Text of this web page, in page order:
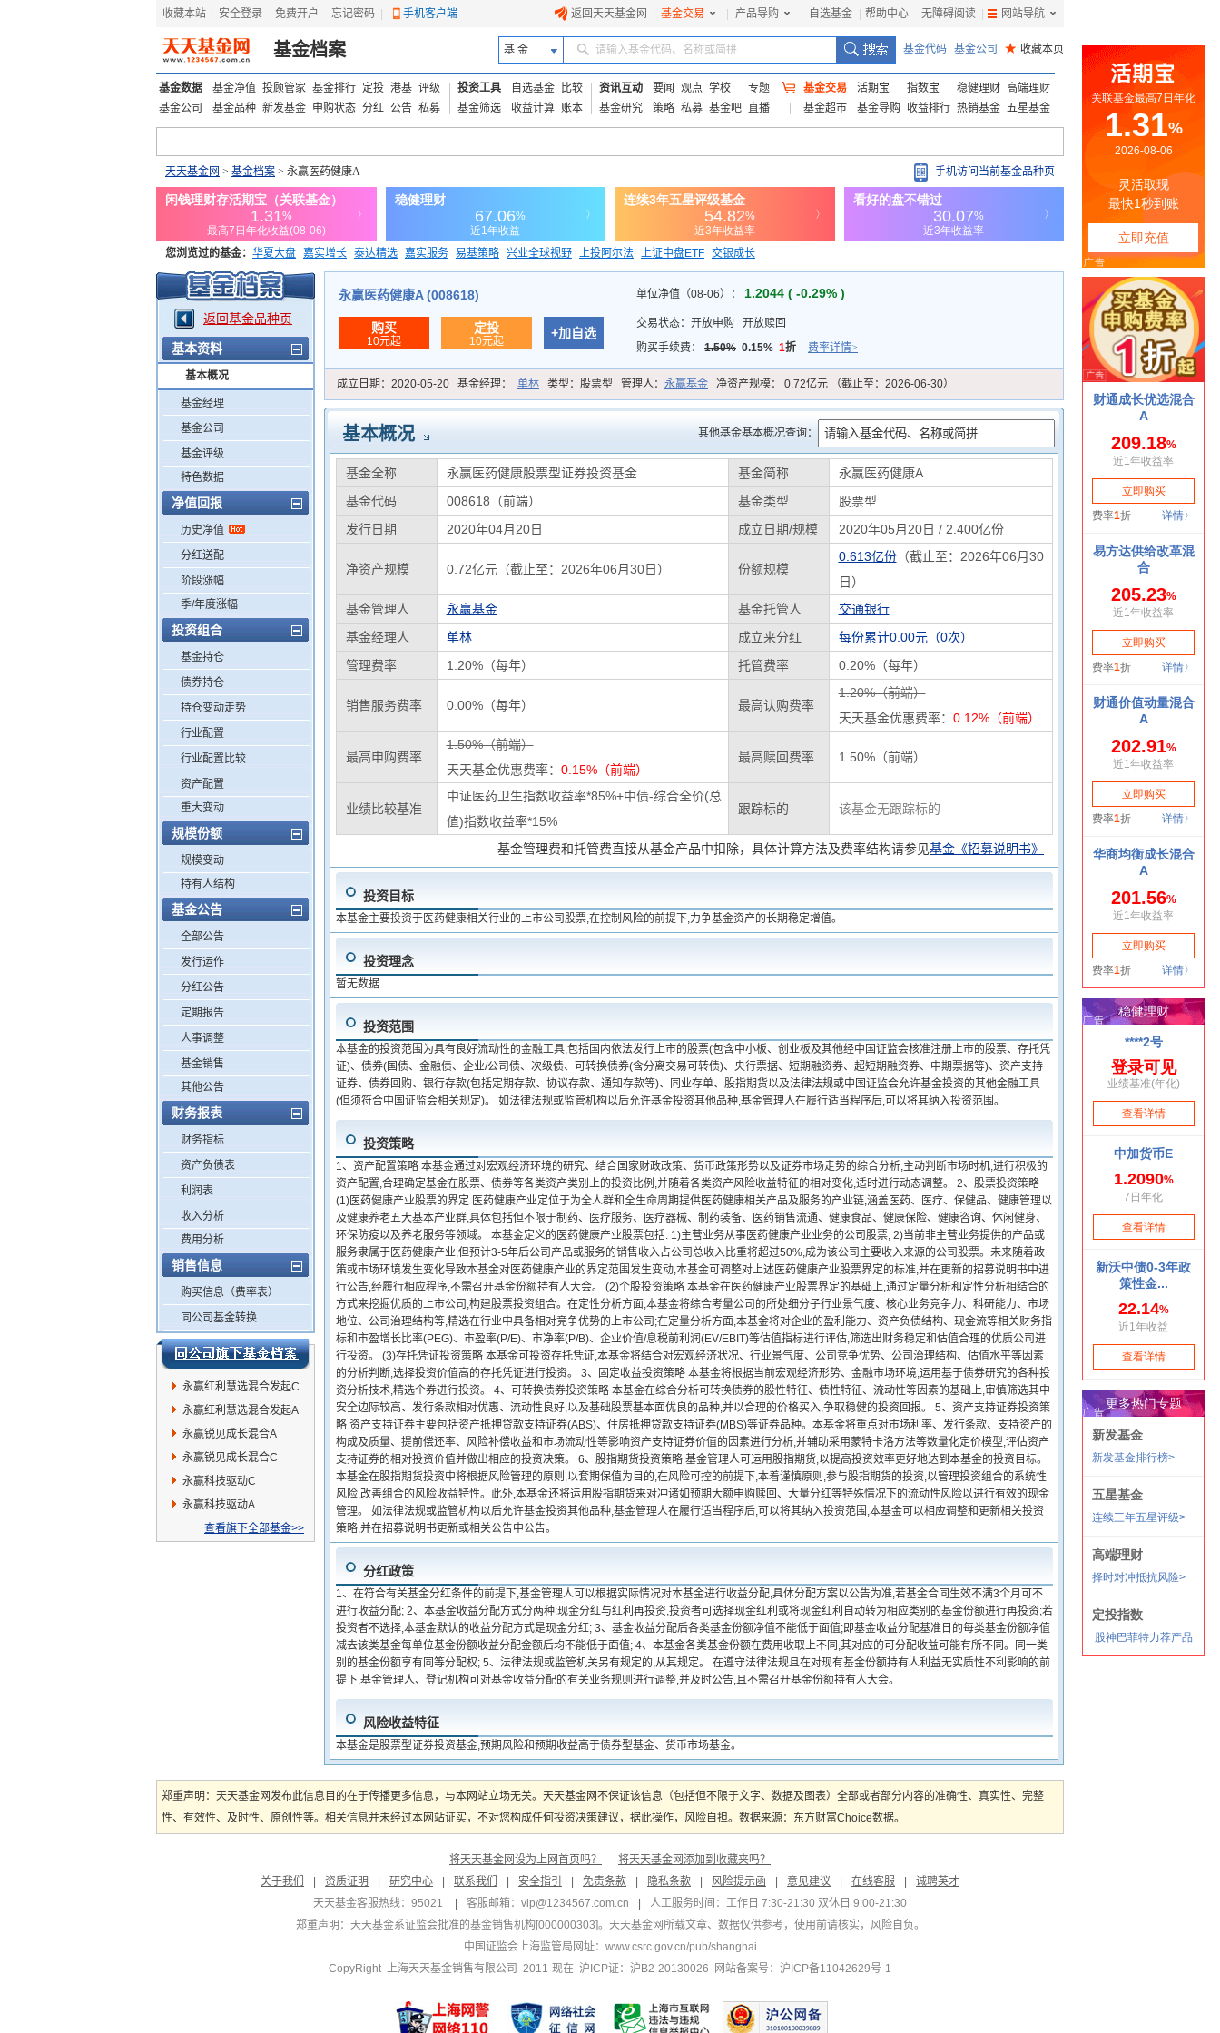
收藏本站 安全登录 免费开户 忘记密码 手机客户端 返回天天基金网 基金交易 产品导购 自选基金 帮助中心 无障碍阅读 网站导航
基金档案 基 金 请输入基金代码、名称或简拼 基金代码 基金公司 ★ 收藏本页
基金数据 基金净值 投顾管家 基金排行 定投 港基 评级
基金公司
基金品种 新发基金 申购状态 分红 公告 私募
投资工具 自选基金
比较
基金筛选
收益计算 账本
资讯互动 要闻 观点 学校
专题
基金研究
策略 私募 基金吧 直播
基金交易 活期宝 指数宝 稳健理财 高端理财
基金超市
基金导购 收益排行 热销基金 五星基金
天天基金网 > 基金档案 > 永赢医药健康A 手机访问当前基金品种页
您浏览过的基金： 华夏大盘 嘉实增长 泰达精选 嘉实服务 易基策略 兴业全球视野 上投阿尔法 上证中盘ETF 交银成长
添富优势 华安宏利 上证180价值ETF
返回基金品种页
基本资料
基本概况
基金经理
基金公司
基金评级
特色数据
净值回报
历史净值
分红送配
阶段涨幅
季/年度涨幅
投资组合
基金持仓
债券持仓
持仓变动走势
行业配置
行业配置比较
资产配置
重大变动
规模份额
规模变动
持有人结构
基金公告
全部公告
发行运作
分红公告
定期报告
人事调整
基金销售
其他公告
财务报表
财务指标
资产负债表
利润表
收入分析
费用分析
销售信息
购买信息（费率表）
同公司基金转换
永赢红利慧选混合发起C
永赢红利慧选混合发起A
永赢锐见成长混合A
永赢锐见成长混合C
永赢科技驱动C
永赢科技驱动A
查看旗下全部基金>>
永赢医药健康A (008618)
购买
10元起
定投
10元起
+加自选
单位净值（08-06）： 1.2044 ( -0.29% )
交易状态： 开放申购
开放赎回
购买手续费： 1.50% 0.15% 1折 费率详情>
成立日期： 2020-05-20 基金经理： 单林 类型： 股票型 管理人： 永赢基金 净资产规模： 0.72亿元 （截止至：2026-06-30）
基本概况 其他基金基本概况查询：
基金全称 永赢医药健康股票型证券投资基金 基金简称
永赢医药健康A
基金代码
008618（前端） 基金类型
股票型
发行日期
2020年04月20日 成立日期/规模 2020年05月20日 / 2.400亿份
净资产规模 0.72亿元（截止至：2026年06月30日） 份额规模
0.613亿份（截止至：2026年06月30
日）
基金管理人
永赢基金 基金托管人
交通银行
基金经理人
单林 成立来分红
每份累计0.00元（0次）
管理费率
1.20%（每年） 托管费率 0.20%（每年）
销售服务费率 0.00%（每年） 最高认购费率
1.20%（前端）
天天基金优惠费率： 0.12%（前端）
最高申购费率
1.50%（前端）
天天基金优惠费率： 0.15%（前端）
最高赎回费率 1.50%（前端）
业绩比较基准
中证医药卫生指数收益率*85%+中债-综合全价(总
值)指数收益率*15%
跟踪标的 该基金无跟踪标的
基金管理费和托管费直接从基金产品中扣除，具体计算方法及费率结构请参见基金《招募说明书》
投资目标
本基金主要投资于医药健康相关行业的上市公司股票,在控制风险的前提下,力争基金资产的长期稳定增值。
投资理念
暂无数据
投资范围
本基金的投资范围为具有良好流动性的金融工具,包括国内依法发行上市的股票(包含中小板、创业板及其他经中国证监会核准注册上市的股票、存托凭
证)、债券(国债、金融债、企业/公司债、次级债、可转换债券(含分离交易可转债)、央行票据、短期融资券、超短期融资券、中期票据等)、资产支持
证券、债券回购、银行存款(包括定期存款、协议存款、通知存款等)、同业存单、股指期货以及法律法规或中国证监会允许基金投资的其他金融工具
(但须符合中国证监会相关规定)。 如法律法规或监管机构以后允许基金投资其他品种,基金管理人在履行适当程序后,可以将其纳入投资范围。
投资策略
1、资产配置策略 本基金通过对宏观经济环境的研究、结合国家财政政策、货币政策形势以及证券市场走势的综合分析,主动判断市场时机,进行积极的
资产配置,合理确定基金在股票、债券等各类资产类别上的投资比例,并随着各类资产风险收益特征的相对变化,适时进行动态调整。 2、股票投资策略
(1)医药健康产业股票的界定 医药健康产业定位于为全人群和全生命周期提供医药健康相关产品及服务的产业链,涵盖医药、医疗、保健品、健康管理以
及健康养老五大基本产业群,具体包括但不限于制药、医疗服务、医疗器械、制药装备、医药销售流通、健康食品、健康保险、健康咨询、休闲健身、
环保防疫以及养老服务等领域。 本基金定义的医药健康产业股票包括: 1)主营业务从事医药健康产业业务的公司股票; 2)当前非主营业务提供的产品或
服务隶属于医药健康产业,但预计3-5年后公司产品或服务的销售收入占公司总收入比重将超过50%,成为该公司主要收入来源的公司股票。未来随着政
策或市场环境发生变化导致本基金对医药健康产业的界定范围发生变动,本基金可调整对上述医药健康产业股票界定的标准,并在更新的招募说明书中进
行公告,经履行相应程序,不需召开基金份额持有人大会。 (2)个股投资策略 本基金在医药健康产业股票界定的基础上,通过定量分析和定性分析相结合的
方式来挖掘优质的上市公司,构建股票投资组合。在定性分析方面,本基金将综合考量公司的所处细分子行业景气度、核心业务竞争力、科研能力、市场
地位、公司治理结构等,精选在行业中具备相对竞争优势的上市公司;在定量分析方面,本基金将对企业的盈利能力、资产负债结构、现金流等相关财务指
标和市盈增长比率(PEG)、市盈率(P/E)、市净率(P/B)、企业价值/息税前利润(EV/EBIT)等估值指标进行评估,筛选出财务稳定和估值合理的优质公司进
行投资。 (3)存托凭证投资策略 本基金可投资存托凭证,本基金将结合对宏观经济状况、行业景气度、公司竞争优势、公司治理结构、估值水平等因素
的分析判断,选择投资价值高的存托凭证进行投资。 3、固定收益投资策略 本基金将根据当前宏观经济形势、金融市场环境,运用基于债券研究的各种投
资分析技术,精选个券进行投资。 4、可转换债券投资策略 本基金在综合分析可转换债券的股性特征、债性特征、流动性等因素的基础上,审慎筛选其中
安全边际较高、发行条款相对优惠、流动性良好,以及基础股票基本面优良的品种,并以合理的价格买入,争取稳健的投资回报。 5、资产支持证券投资策
略 资产支持证券主要包括资产抵押贷款支持证券(ABS)、住房抵押贷款支持证券(MBS)等证券品种。本基金将重点对市场利率、发行条款、支持资产的
构成及质量、提前偿还率、风险补偿收益和市场流动性等影响资产支持证券价值的因素进行分析,并辅助采用蒙特卡洛方法等数量化定价模型,评估资产
支持证券的相对投资价值并做出相应的投资决策。 6、股指期货投资策略 基金管理人可运用股指期货,以提高投资效率更好地达到本基金的投资目标。
本基金在股指期货投资中将根据风险管理的原则,以套期保值为目的,在风险可控的前提下,本着谨慎原则,参与股指期货的投资,以管理投资组合的系统性
风险,改善组合的风险收益特性。此外,本基金还将运用股指期货来对冲诸如预期大额申购赎回、大量分红等特殊情况下的流动性风险以进行有效的现金
管理。 如法律法规或监管机构以后允许基金投资其他品种,基金管理人在履行适当程序后,可以将其纳入投资范围,本基金可以相应调整和更新相关投资
策略,并在招募说明书更新或相关公告中公告。
分红政策
1、在符合有关基金分红条件的前提下,基金管理人可以根据实际情况对本基金进行收益分配,具体分配方案以公告为准,若基金合同生效不满3个月可不
进行收益分配; 2、本基金收益分配方式分两种:现金分红与红利再投资,投资者可选择现金红利或将现金红利自动转为相应类别的基金份额进行再投资;若
投资者不选择,本基金默认的收益分配方式是现金分红; 3、基金收益分配后各类基金份额净值不能低于面值;即基金收益分配基准日的每类基金份额净值
减去该类基金每单位基金份额收益分配金额后均不能低于面值; 4、本基金各类基金份额在费用收取上不同,其对应的可分配收益可能有所不同。同一类
别的基金份额享有同等分配权; 5、法律法规或监管机关另有规定的,从其规定。 在遵守法律法规且在对现有基金份额持有人利益无实质性不利影响的前
提下,基金管理人、登记机构可对基金收益分配的有关业务规则进行调整,并及时公告,且不需召开基金份额持有人大会。
风险收益特征
本基金是股票型证券投资基金,预期风险和预期收益高于债券型基金、货币市场基金。
郑重声明：天天基金网发布此信息目的在于传播更多信息，与本网站立场无关。天天基金网不保证该信息（包括但不限于文字、数据及图表）全部或者部分内容的准确性、真实性、完整
性、有效性、及时性、原创性等。相关信息并未经过本网站证实，不对您构成任何投资决策建议，据此操作，风险自担。数据来源：东方财富Choice数据。
将天天基金网设为上网首页吗？
将天天基金网添加到收藏夹吗？
关于我们
资质证明 研究中心 联系我们 安全指引 免责条款 隐私条款 风险提示函 意见建议 在线客服
诚聘英才
天天基金客服热线：95021
客服邮箱： vip@1234567.com.cn
人工服务时间：工作日 7:30-21:30 双休日 9:00-21:30
郑重声明： 天天基金系证监会批准的基金销售机构[000000303]。天天基金网所载文章、数据仅供参考，使用前请核实，风险自负。
中国证监会上海监管局网址： www.csrc.gov.cn/pub/shanghai
CopyRight 上海天天基金销售有限公司 2011-现在 沪ICP证：沪B2-20130026
网站备案号：沪ICP备11042629号-1